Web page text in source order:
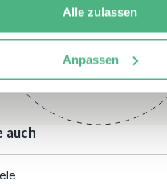
Alle zulassen
Anpassen
Montag – Freitag:
und nach individueller
Terminvereinbarung
auch